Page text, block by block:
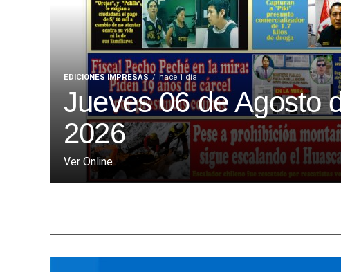
EDICIONES IMPRESAS hace 1 día
Jueves 06 de Agosto
2026
Ver Online